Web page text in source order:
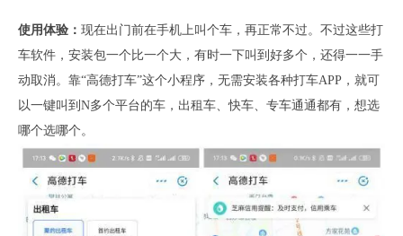
使用体验： 现在出门前在手机上叫个车，再正常不过。不过这些打
车软件，安装包一个比一个大，有时一下叫到好多个，还得一一手
动取消。靠“高德打车”这个小程序，无需安装各种打车APP，就可
以一键叫到N多个平台的车，出租车、快车、专车通通都有，想选
哪个选哪个。